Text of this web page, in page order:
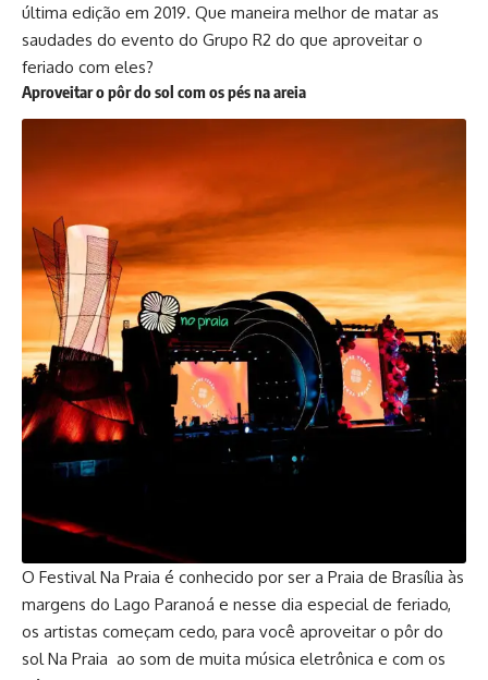
última edição em 2019. Que maneira melhor de matar as
saudades do evento do Grupo R2 do que aproveitar o
feriado com eles?
Aproveitar o pôr do sol com os pés na areia
O Festival Na Praia é conhecido por ser a Praia de Brasília às
margens do Lago Paranoá e nesse dia especial de feriado,
os artistas começam cedo, para você aproveitar o pôr do
sol Na Praia ao som de muita música eletrônica e com os